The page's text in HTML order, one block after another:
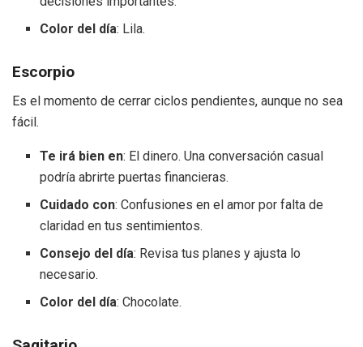
Color del día: Lila.
Escorpio
Es el momento de cerrar ciclos pendientes, aunque no sea
fácil.
Te irá bien en: El dinero. Una conversación casual
podría abrirte puertas financieras.
Cuidado con: Confusiones en el amor por falta de
claridad en tus sentimientos.
Consejo del día: Revisa tus planes y ajusta lo
necesario.
Color del día: Chocolate.